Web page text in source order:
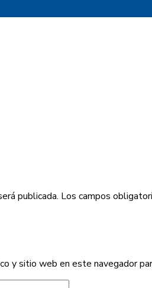
publicada. Los campos
y sitio web en este navegador